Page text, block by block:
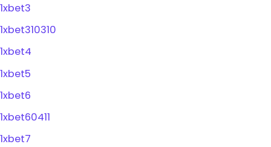
1xbet3
1xbet310310
1xbet4
1xbet5
1xbet6
1xbet60411
1xbet7